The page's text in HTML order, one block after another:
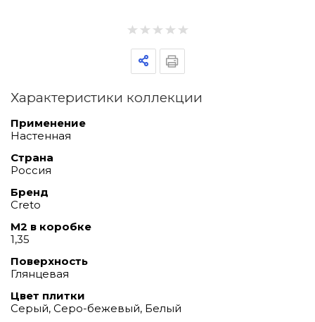
Характеристики коллекции
Применение
Настенная
Страна
Россия
Бренд
Creto
М2 в коробке
1,35
Поверхность
Глянцевая
Цвет плитки
Серый, Серо-бежевый, Белый